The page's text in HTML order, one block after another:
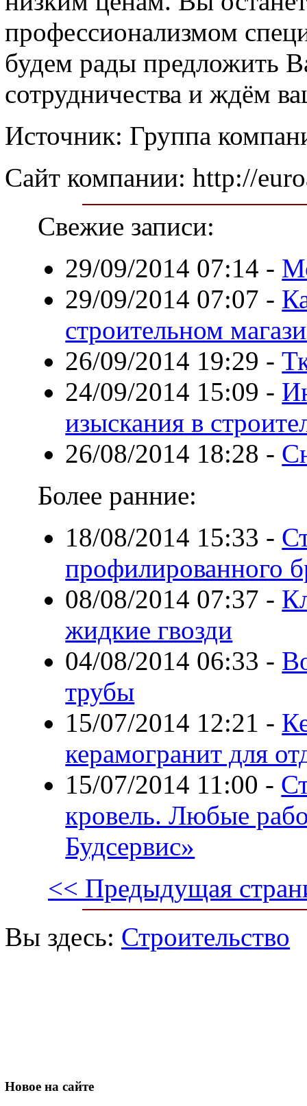
профессионализмом
будем рады предложить
сотрудничества и ждём
Источник: Группа
Сайт компании: http://
Свежие записи:
29/09/2014 07:14 -
29/09/2014 07:07 -
строительном
26/09/2014 19:29 -
24/09/2014 15:09 -
изыскания в
26/08/2014 18:28 -
Более ранние:
18/08/2014 15:33 -
профилированного
08/08/2014 07:37 -
жидкие гвозди
04/08/2014 06:33 -
трубы
15/07/2014 12:21 -
керамогранит для
15/07/2014 11:00 -
кровель. Любые
Будсервис»
<< Предыдущая
Вы здесь: Строительство
Новое на сайте